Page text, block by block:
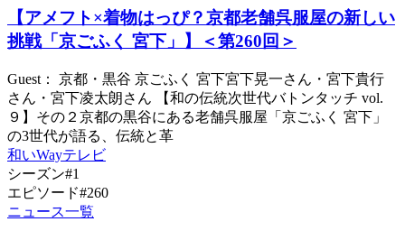
【アメフト×着物はっぴ？京都老舗呉服屋の新しい
挑戦「京ごふく 宮下」】＜第260回＞
Guest： 京都・黒谷 京ごふく 宮下宮下晃一さん・宮下貴行
さん・宮下凌太朗さん 【和の伝統次世代バトンタッチ vol.
９】その２京都の黒谷にある老舗呉服屋「京ごふく 宮下」
の3世代が語る、伝統と革
和いWayテレビ
シーズン#1
エピソード#260
ニュース一覧